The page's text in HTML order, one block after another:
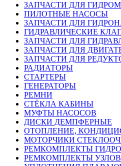
ЗАПЧАСТИ ДЛЯ
ПИЛОТНЫЕ НАСОСЫ
ЗАПЧАСТИ ДЛЯ
ГИДРАВЛИЧЕСКИЕ
ЗАПЧАСТИ ДЛЯ
ЗАПЧАСТИ ДЛЯ
ЗАПЧАСТИ ДЛЯ
РАДИАТОРЫ
СТАРТЕРЫ
ГЕНЕРАТОРЫ
РЕМНИ
СТЁКЛА КАБИНЫ
МУФТЫ НАСОСОВ
ДИСКИ ДЕМПФЕРНЫЕ
ОТОПЛЕНИЕ,
МОТОРЧИКИ
РЕМКОМПЛЕКТЫ
РЕМКОМПЛЕКТЫ УЗЛОВ